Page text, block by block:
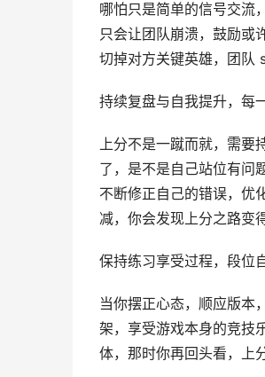
哪怕只是简单的信号交流
只会让团队崩溃，鼓励或
切掉对方关键英雄，团队
持续复盘与自我提升，每
上分不是一蹴而就，需要
了，是不是自己站位有问
不断修正自己的错误，优
减，你会发现上分之路变
保持练习享受过程，段位
当你摆正心态，顺应版本
架，享受游戏本身的竞技
体，那时你再回头看，上